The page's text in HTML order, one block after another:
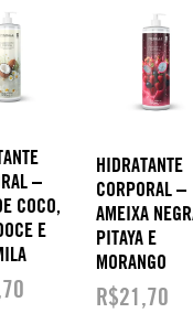
–
COCO,
E
HIDRATANTE
CORPORAL –
AMEIXA
PITAYA E
MORANGO
R$21,70